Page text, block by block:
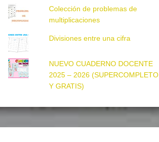
Colección de problemas de
multiplicaciones
Divisiones entre una cifra
NUEVO CUADERNO DOCENTE
2025 – 2026 (SUPERCOMPLETO
Y GRATIS)